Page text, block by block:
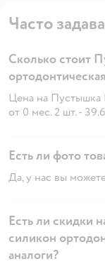
Часто
Сколько стоит
Цена на Пустышка
от 0 мес. 2 шт. -
Есть ли фото
Да, у нас вы
Есть ли скидки
силикон
аналоги?